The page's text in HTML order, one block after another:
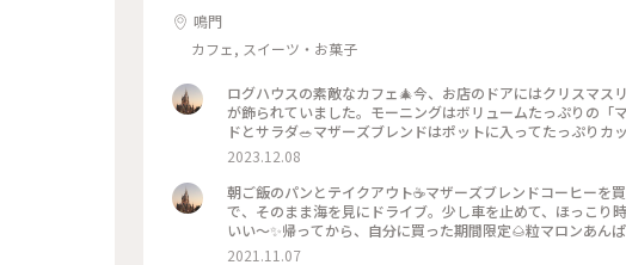
鳴門
カフェ, スイーツ・お菓子
ログハウスの素敵なカフェ🎄今、お店のドアにはクリスマ
が飾られていました。モーニングはボリュームたっぷりの「
ドとサラダ🥗マザーズブレンドはポットに入ってたっぷりカ
朝にはぴったりのセットです。次から次とお客さんが来る
ェ #モーニング #わたしの街 #クリスマス
2023.12.08
朝ご飯のパンとテイクアウト☕️マザーズブレンドコーヒーを
で、そのまま海を見にドライブ。少し車を止めて、ほっこり
いい〜✨帰ってから、自分に買った期間限定🌰粒マロン
コーヒー #テイクアウト #パン #海
2021.11.07